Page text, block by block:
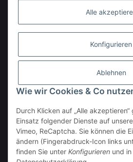
Alle
Konfigurieren
Ablehnen
Wie wir Cookies & Co
Durch Klicken auf „Alle
Einsatz folgender Dienste auf
Vimeo, ReCaptcha. Sie können die
ändern (Fingerabdruck-Icon links
finden Sie unter Konfigurieren und
BESTELLHOTLINE:
(0 23 03) 983 77 27
Vertrag